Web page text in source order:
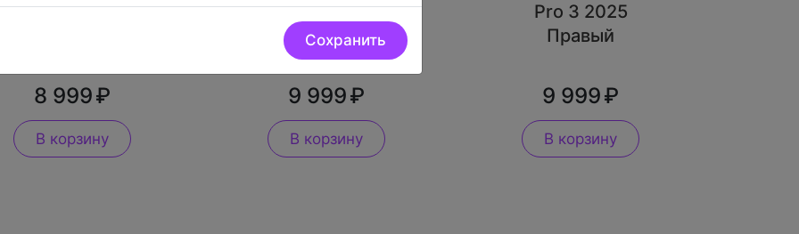
Сохранить
2025
8 999
В корзину
Pro 3 2025 Левый
9 999
В корзину
Pro 3 2025
Правый
9 999
В корзину